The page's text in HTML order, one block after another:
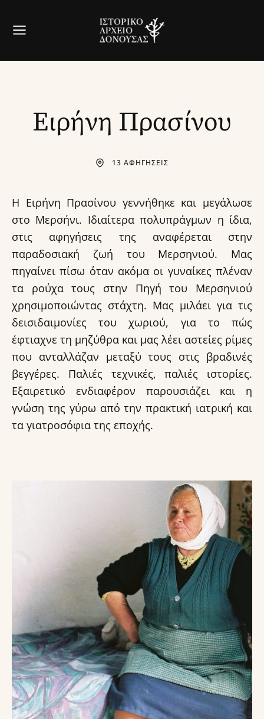
Ειρήνη Πρασίνου
13 ΑΦΗΓΗΣΕΙΣ
Η Ειρήνη Πρασίνου γεννήθηκε και μεγάλωσε
στο Μερσήνι. Ιδιαίτερα πολυπράγμων η ίδια,
στις αφηγήσεις της αναφέρεται στην
παραδοσιακή ζωή του Μερσηνιού. Μας
πηγαίνει πίσω όταν ακόμα οι γυναίκες πλέναν
τα ρούχα τους στην Πηγή του Μερσηνιού
χρησιμοποιώντας στάχτη. Μας μιλάει για τις
δεισιδαιμονίες του χωριού, για το πώς
έφτιαχνε τη μηζύθρα και μας λέει αστείες ρίμες
που ανταλλάζαν μεταξύ τους στις βραδινές
βεγγέρες. Παλιές τεχνικές, παλιές ιστορίες.
Εξαιρετικό ενδιαφέρον παρουσιάζει και η
γνώση της γύρω από την πρακτική ιατρική και
τα γιατροσόφια της εποχής.